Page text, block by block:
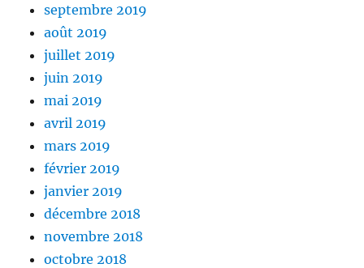
septembre 2019
août 2019
juillet 2019
juin 2019
mai 2019
avril 2019
mars 2019
février 2019
janvier 2019
décembre 2018
novembre 2018
octobre 2018